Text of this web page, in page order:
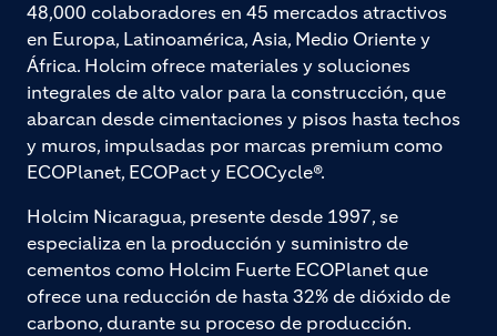
48,000 colaboradores en 45 mercados atractivos
en Europa, Latinoamérica, Asia, Medio Oriente y
África. Holcim ofrece materiales y soluciones
integrales de alto valor para la construcción, que
abarcan desde cimentaciones y pisos hasta techos
y muros, impulsadas por marcas premium como
ECOPlanet, ECOPact y ECOCycle®.
Holcim Nicaragua, presente desde 1997, se
especializa en la producción y suministro de
cementos como Holcim Fuerte ECOPlanet que
ofrece una reducción de hasta 32% de dióxido de
carbono, durante su proceso de producción.